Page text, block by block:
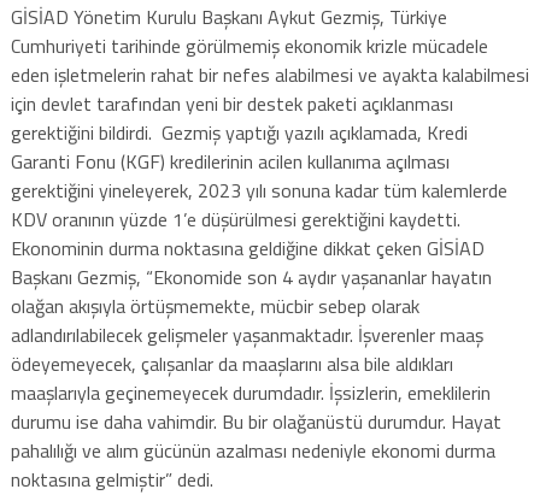
GİSİAD Yönetim Kurulu Başkanı Aykut Gezmiş, Türkiye
Cumhuriyeti tarihinde görülmemiş ekonomik krizle mücadele
eden işletmelerin rahat bir nefes alabilmesi ve ayakta kalabilmesi
için devlet tarafından yeni bir destek paketi açıklanması
gerektiğini bildirdi. Gezmiş yaptığı yazılı açıklamada, Kredi
Garanti Fonu (KGF) kredilerinin acilen kullanıma açılması
gerektiğini yineleyerek, 2023 yılı sonuna kadar tüm kalemlerde
KDV oranının yüzde 1’e düşürülmesi gerektiğini kaydetti.
Ekonominin durma noktasına geldiğine dikkat çeken GİSİAD
Başkanı Gezmiş, “Ekonomide son 4 aydır yaşananlar hayatın
olağan akışıyla örtüşmemekte, mücbir sebep olarak
adlandırılabilecek gelişmeler yaşanmaktadır. İşverenler maaş
ödeyemeyecek, çalışanlar da maaşlarını alsa bile aldıkları
maaşlarıyla geçinemeyecek durumdadır. İşsizlerin, emeklilerin
durumu ise daha vahimdir. Bu bir olağanüstü durumdur. Hayat
pahalılığı ve alım gücünün azalması nedeniyle ekonomi durma
noktasına gelmiştir” dedi.